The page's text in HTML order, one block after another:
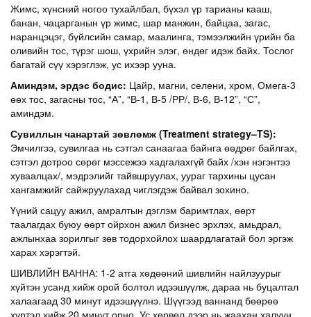
Жимс, хүнсний ногоо тухайлбал, бүхэл үр тарианы кааш,
банан, чацарганын үр жимс, шар манжин, байцаа, загас,
наранцэцэг, бүйлсийн самар, маалинга, тэмээлжийн үрийн ба
оливийн тос, түрэг шош, үхрийн элэг, өндөг идэж байх. Тослог
багатай сүү хэрэглэж, ус ихээр ууна.
Аминдэм, эрдэс бодис: Цайр, магни, селени, хром, Омега-3
өөх тос, загасны тос, “А”, “В-1, В-5 /РР/, В-6, В-12”, “С”,
аминдэм.
Сувиллын чанартай зөвлөмж (Treatment strategy–TS):
Эмчилгээ, сувилгаа нь сэтгэл санаагаа байнга өөдрөг байлгах,
сэтгэл дотроо сөрөг мэссежээ хадгалахгүй байх /хэн нэгэнтээ
хуваалцах/, мэдрэлийг тайвшруулах, уураг тархины цусан
хангамжийг сайжруулахад чиглэгдэж байвал зохино.
Үүний сацуу ажил, амралтын дэглэм баримтлах, өөрт
таалагдах буюу өөрт ойрхон ажил бизнес эрхлэх, амьдрал,
ажлынхаа зорилгыг зөв тодорхойлох шаардлагатай бол эргэж
харах хэрэгтэй.
ШИВЛИЙН ВАННА: 1-2 атга хөдөөний шивлийн найлзуурыг
хүйтэн усанд хийж орой болтол идээшүүлж, дараа нь буцалтал
халаагаад 30 минут идээшүүлнэ. Шүүгээд ваннанд бөөрөө
хүртэл хийж 20 минут орно. Ус хөрвөл дээр нь жаахан халуун